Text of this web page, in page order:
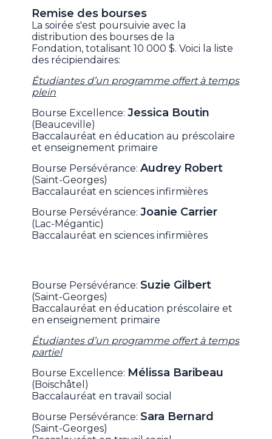
Remise des bourses
La soirée s'est poursuivie avec la
distribution des bourses de la
Fondation, totalisant 10 000 $. Voici la liste
des récipiendaires:
Étudiantes d’un programme offert à temps
plein
Bourse Excellence:Jessica Boutin
(Beauceville)
Baccalauréat en éducation au préscolaire
et enseignement primaire
Bourse Persévérance:Audrey Robert
(Saint-Georges)
Baccalauréat en sciences infirmières
Bourse Persévérance:Joanie Carrier
(Lac-Mégantic)
Baccalauréat en sciences infirmières
Bourse Persévérance:Suzie Gilbert
(Saint-Georges)
Baccalauréat en éducation préscolaire et
en enseignement primaire
Étudiantes d’un programme offert à temps
partiel
Bourse Excellence: Mélissa Baribeau
(Boischâtel)
Baccalauréat en travail social
Bourse Persévérance:Sara Bernard
(Saint-Georges)